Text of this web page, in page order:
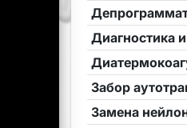
Диагностика
Забор
Замена